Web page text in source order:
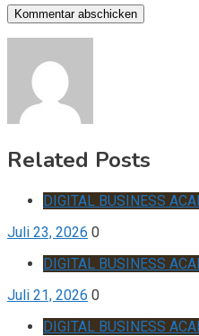
Related Posts
DIGITAL BUSINESS
Juli 23, 2026 0
DIGITAL BUSINESS
Juli 21, 2026 0
DIGITAL BUSINESS